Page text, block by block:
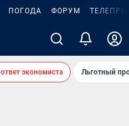
ПОГОДА ФОРУМ
экономиста Льготный